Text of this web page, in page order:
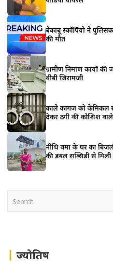
बेकाबू स्कॉर्पियो ने
की मौत
ग्रामीण निर्माण कार्यों
वीबी जिरामजी
काले कागज को केमिकल
देकर ठगी की कोशिश वाले
नीधि वर्मा के घर का
की डबल सब्सिडी से मिली
h ज्योतिष